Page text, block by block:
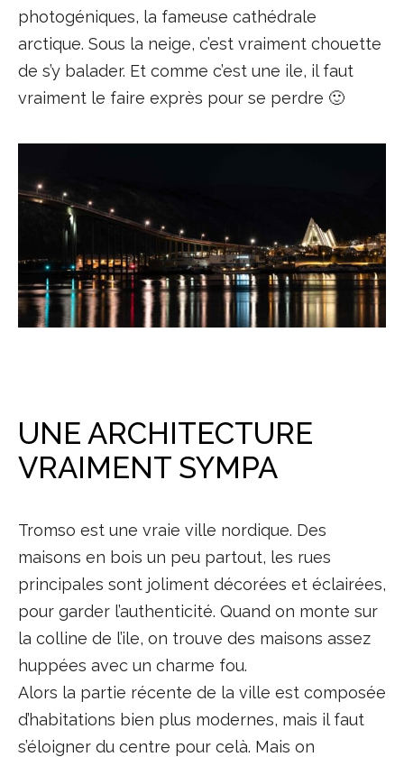
photogéniques, la fameuse cathédrale
arctique. Sous la neige, c’est vraiment chouette
de s’y balader. Et comme c’est une ile, il faut
vraiment le faire exprès pour se perdre 🙂
UNE ARCHITECTURE
VRAIMENT SYMPA
Tromso est une vraie ville nordique. Des
maisons en bois un peu partout, les rues
principales sont joliment décorées et éclairées,
pour garder l’authenticité. Quand on monte sur
la colline de l’ile, on trouve des maisons assez
huppées avec un charme fou.
Alors la partie récente de la ville est composée
d’habitations bien plus modernes, mais il faut
s’éloigner du centre pour celà. Mais on